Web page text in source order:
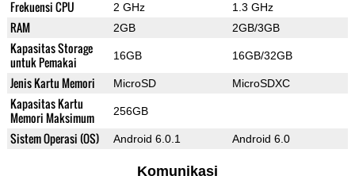
Frekuensi CPU 2 GHz 1.3 GHz
RAM 2GB 2GB/3GB
Kapasitas Storage
untuk Pemakai
16GB 16GB/32GB
Jenis Kartu Memori MicroSD MicroSDXC
Kapasitas Kartu
Memori Maksimum
256GB
Sistem Operasi (OS) Android 6.0.1 Android 6.0
Komunikasi